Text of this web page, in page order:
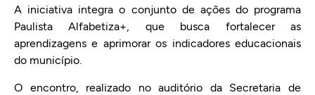
A iniciativa integra o conjunto de ações do programa
Paulista Alfabetiza+, que busca fortalecer as
aprendizagens e aprimorar os indicadores educacionais
do município.
O encontro, realizado no auditório da Secretaria de